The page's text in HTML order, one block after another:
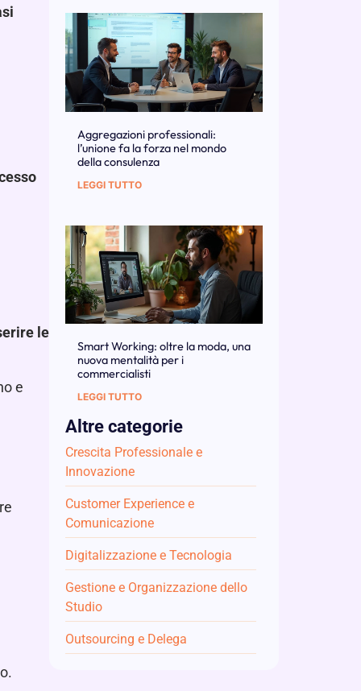
le
e
Aggregazioni professionali:
l’unione fa la forza nel mondo
della consulenza
LEGGI TUTTO
Smart Working: oltre la moda, una
nuova mentalità per i
commercialisti
LEGGI TUTTO
Altre categorie
Crescita Professionale e
Innovazione
Customer Experience e
Comunicazione
Digitalizzazione e Tecnologia
Gestione e Organizzazione dello
Studio
Outsourcing e Delega